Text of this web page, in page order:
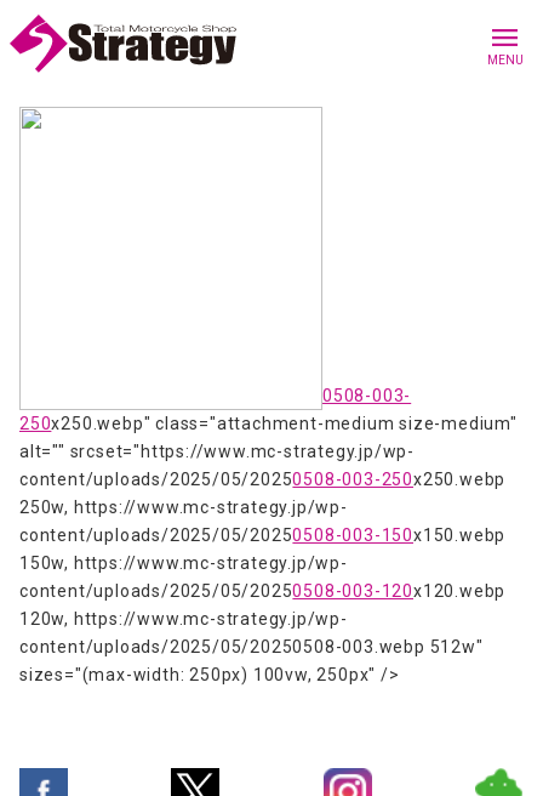
menu
MENU
0508-003-
250x250.webp" class="attachment-medium size-medium"
alt="" srcset="https://www.mc-strategy.jp/wp-
content/uploads/2025/05/20250508-003-250x250.webp
250w, https://www.mc-strategy.jp/wp-
content/uploads/2025/05/20250508-003-150x150.webp
150w, https://www.mc-strategy.jp/wp-
content/uploads/2025/05/20250508-003-120x120.webp
120w, https://www.mc-strategy.jp/wp-
content/uploads/2025/05/20250508-003.webp 512w"
sizes="(max-width: 250px) 100vw, 250px" />